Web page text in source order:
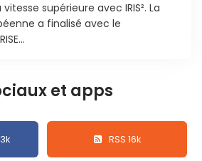
vitesse supérieure avec IRIS². La
a finalisé avec le
et apps
RSS 16k